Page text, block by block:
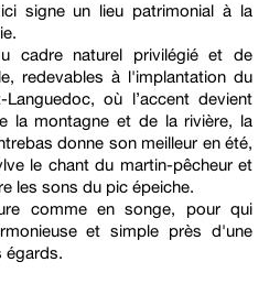
signe un lieu patrimonial à la
cadre naturel privilégié et de
redevables à l'implantation du
où l’accent devient
la montagne et de la rivière, la
donne son meilleur en été,
le chant du martin-pêcheur et
les sons du pic épeiche.
comme en songe, pour qui
et simple près d'une
égards.